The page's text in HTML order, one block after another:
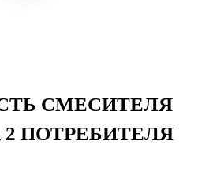
СМЕСИТЕЛЯ
ПОТРЕБИТЕЛЯ